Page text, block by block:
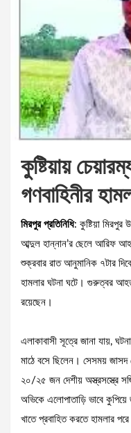
কুষ্টিয়ায়
গণবাহিনীর
মিরপুর প্রতিনিধি: কুষ্টিয়া মিরপুর
আব্দুল হান্নান’র ছেলে আরিফ
শুক্রবার রাত আনুমানিক ৭টার
হামলার ঘটনা ঘটে। গুরুত্বর আহত
রয়েছেন।
এলাকাবাসী সূত্রে জানা যায়,
মাঠে বসে ছিলেন। সেসময় জাসদ
২০/২৫ জন দেশীয় অস্ত্রসস্ত্রে
অভিকে এলোপাতাড়ি ভাবে কুপিয়ে
খাতে প্রবাহিত করতে হামলার